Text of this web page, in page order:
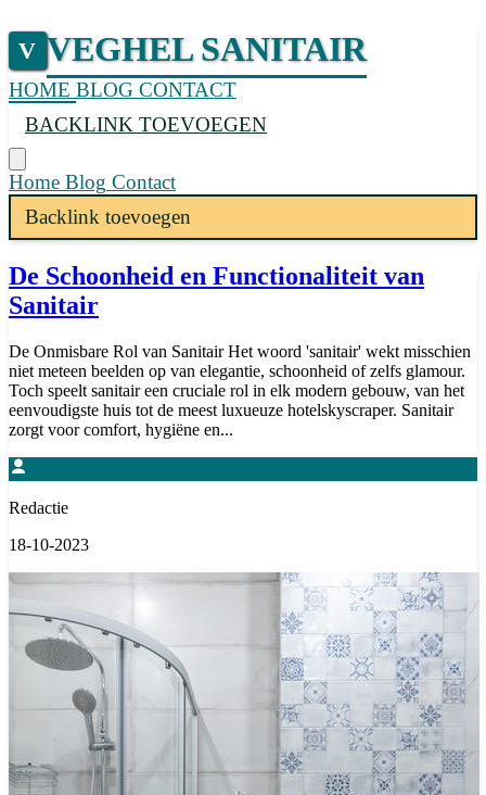
V VEGHEL SANITAIR
HOME BLOG CONTACT
BACKLINK TOEVOEGEN
Home Blog Contact
Backlink toevoegen
De Schoonheid en Functionaliteit van
Sanitair
De Onmisbare Rol van Sanitair Het woord 'sanitair' wekt misschien
niet meteen beelden op van elegantie, schoonheid of zelfs glamour.
Toch speelt sanitair een cruciale rol in elk modern gebouw, van het
eenvoudigste huis tot de meest luxueuze hotelskyscraper. Sanitair
zorgt voor comfort, hygiëne en...
Redactie
18-10-2023